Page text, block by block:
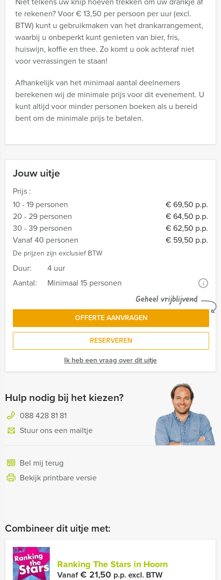
Jouw uitje
Prijs :
10 - 19 personen
€ 69,50 p.p.
20 - 29 personen
€ 64,50 p.p.
30 - 39 personen
€ 62,50 p.p.
Vanaf 40 personen
€ 59,50 p.p.
De prijzen zijn exclusief BTW
Duur:
4 uur
Aantal:
Minimaal 15 personen i
Geheel vrijblijvend
OFFERTE AANVRAGEN
RESERVEREN
Ik heb een vraag over dit uitje
Hulp nodig bij het kiezen?
088 428 81 81
Stuur ons een mailtje
Bel mij terug
Bekijk printbare versie
te rekenen? Voor € 13,50 per persoon per uur (excl.
BTW) kunt u gebruikmaken van het drankarrangement,
waarbij u onbeperkt kunt genieten van bier, fris,
huiswijn, koffie en thee. Zo komt u ook achteraf niet
voor verrassingen te staan!
Afhankelijk van het minimaal aantal deelnemers
berekenen wij de minimale prijs voor dit evenement. U
kunt altijd voor minder personen boeken als u bereid
bent om de minimale prijs te betalen.
Combineer dit uitje met:
Ranking The Stars in Hoorn
Vanaf€ 21,50 p.p. excl. BTW